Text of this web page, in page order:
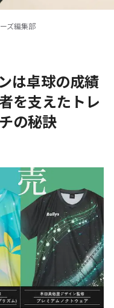
ズ編集部
は卓球の成績
を支えたトレ
の秘訣